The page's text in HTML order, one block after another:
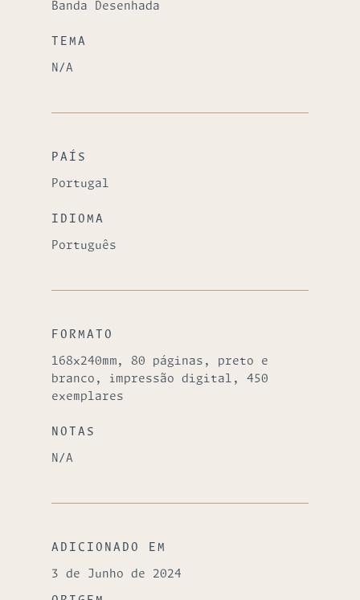
Banda Desenhada
TEMA
N/A
PAÍS
Portugal
IDIOMA
Português
FORMATO
168x240mm, 80 páginas, preto e
branco, impressão digital, 450
exemplares
NOTAS
N/A
ADICIONADO EM
3 de Junho de 2024